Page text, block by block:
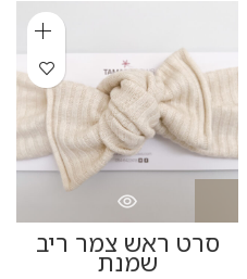
סרט ראש צמר ריב
שמנת